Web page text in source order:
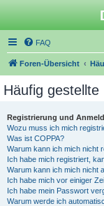
FAQ
Foren-Übersicht
Häufig gestellte
Registrierung und
Wozu muss ich mich
Was ist COPPA?
Warum kann ich mich nicht
Ich habe mich registriert,
Warum kann ich mich nicht
Ich habe mich vor einiger
Ich habe mein Passwort
Warum werde ich